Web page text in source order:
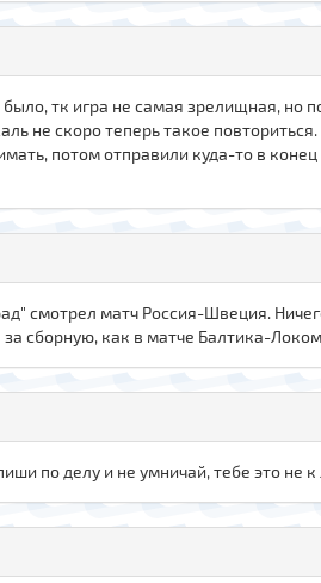
тк игра не самая зрелищная, но
не скоро теперь такое повториться.
потом отправили куда-то в
смотрел матч Россия-Швеция.
сборную, как в матче Балтика-
по делу и не умничай, тебе это не к